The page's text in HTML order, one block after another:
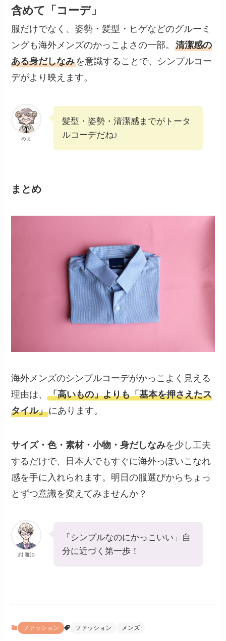
含めて「コーデ」
服だけでなく、姿勢・髪型・ヒゲなどのグルーミ
ングも海外メンズのかっこよさの一部。清潔感の
ある身だしなみを意識することで、シンプルコー
デがより映えます。
めぇ
髪型・姿勢・清潔感までがトータ
ルコーデだね♪
まとめ
海外メンズのシンプルコーデがかっこよく見える
理由は、「高いもの」よりも「基本を押さえたス
タイル」にあります。
サイズ・色・素材・小物・身だしなみを少し工夫
するだけで、日本人でもすぐに海外っぽいこなれ
感を手に入れられます。明日の服選びからちょっ
とずつ意識を変えてみませんか？
紺 雅治
「シンプルなのにかっこいい」自
分に近づく第一歩！
ファッション ファッション メンズ